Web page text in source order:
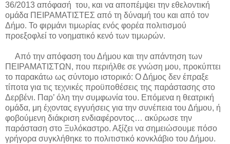
36/2013 απόφασή του, και να αποπέμψει την εθελοντική
ομάδα ΠΕΙΡΑΜΑΤΙΣΤΕΣ από τη δύναμή του και από τον
Δήμο. Το φιρμάνι τιμωρίας ενός φορέα πολιτισμού
προεξοφλεί το νοηματικό κενό των τιμωρών.
Από την απόφαση του Δήμου και την απάντηση των
ΠΕΙΡΑΜΑΤΙΣΤΩΝ, που περιήλθε σε γνώση μου, προκύπτει
το παρακάτω ως σύντομο ιστορικό: Ο Δήμος δεν έπραξε
τίποτα για τις τεχνικές προϋποθέσεις της παράστασης στο
Δερβένι. Παρ’ όλη την συμφωνία του. Επόμενα η θεατρική
ομάδα, μη έχοντας εγγυήσεις για την συνέπεια του Δήμου, ή
φοβούμενη διάκριση ενδιαφέροντος… ακύρωσε την
παράσταση στο Ξυλόκαστρο. Αξίζει να σημειώσουμε πόσο
γρήγορα συγκλήθηκε το πολιτιστικό κονκλάβιο του Δήμου.